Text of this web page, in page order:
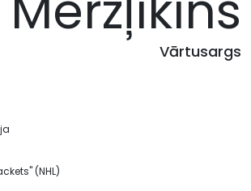
Vārtusargs
(NHL)